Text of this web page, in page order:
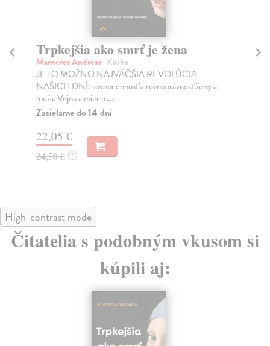
Trpkejšia ako smrť je žena
Marneros Andreas| Kniha
JE TO MOŽNO NAJVÄČŠIA REVOLÚCIA
NAŠICH DNÍ: rovnocennosť a rovnoprávnosť ženy a
muža. Vojna a mier m...
Zasielame do 14 dní
22,05 €
24,50 € ?
High-contrast mode
Čitatelia s podobným vkusom si
kúpili aj: